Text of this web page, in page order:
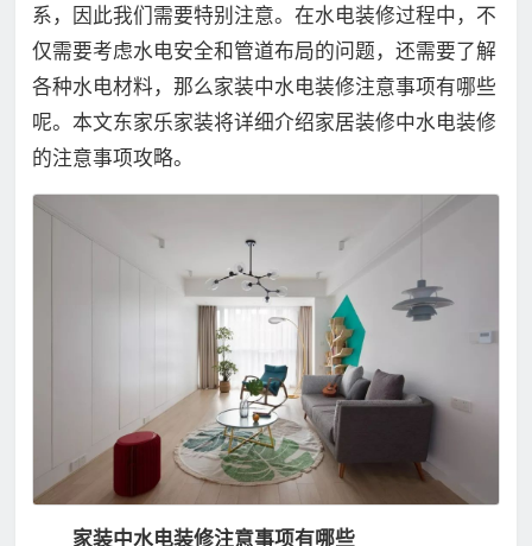
系，因此我们需要特别注意。在水电装修过程中，不
仅需要考虑水电安全和管道布局的问题，还需要了解
各种水电材料，那么家装中水电装修注意事项有哪些
呢。本文东家乐家装将详细介绍家居装修中水电装修
的注意事项攻略。
家装中水电装修注意事项有哪些